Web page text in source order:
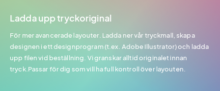
Ladda upp tryckoriginal
För mer avancerade layouter. Ladda ner vår tryckmall, skapa
designen i ett designprogram (t.ex. Adobe Illustrator) och ladda
upp filen vid beställning. Vi granskar alltid originalet innan
tryck.Passar för dig som vill ha full kontroll över layouten.